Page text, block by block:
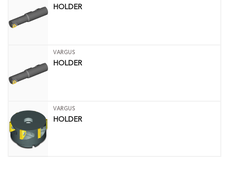
HOLDER
VARGUS
HOLDER
VARGUS
HOLDER